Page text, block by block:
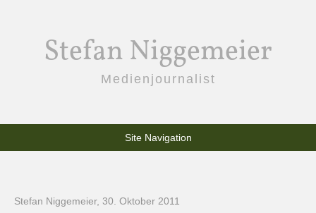
Stefan Niggemeier
Medienjournalist
Site Navigation
Stefan Niggemeier, 30. Oktober 2011